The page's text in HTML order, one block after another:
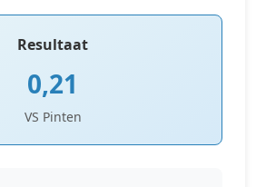
Resultaat
0,21
VS Pinten